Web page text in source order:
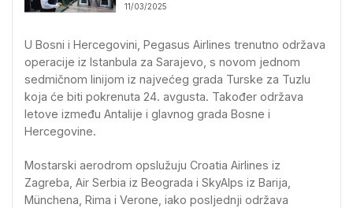
11/03/2025
U Bosni i Hercegovini, Pegasus Airlines trenutno održava
operacije iz Istanbula za Sarajevo, s novom jednom
sedmičnom linijom iz najvećeg grada Turske za Tuzlu
koja će biti pokrenuta 24. avgusta. Također održava
letove između Antalije i glavnog grada Bosne i
Hercegovine.
Mostarski aerodrom opslužuju Croatia Airlines iz
Zagreba, Air Serbia iz Beograda i SkyAlps iz Barija,
Münchena, Rima i Verone, iako posljednji održava